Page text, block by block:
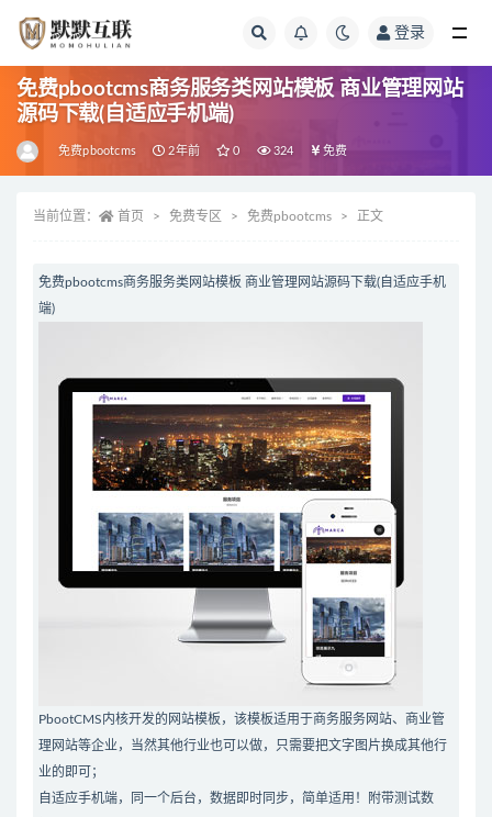
登录
免费pbootcms商务服务类网站模板 商业管理网站
源码下载(自适应手机端)
免费pbootcms 2年前 0 324 免费
当前位置： 首页 免费专区 免费pbootcms 正文
免费pbootcms商务服务类网站模板 商业管理网站源码下载(自适应手机
端)
PbootCMS内核开发的网站模板，该模板适用于商务服务网站、商业管
理网站等企业，当然其他行业也可以做，只需要把文字图片换成其他行
业的即可；
自适应手机端，同一个后台，数据即时同步，简单适用！附带测试数